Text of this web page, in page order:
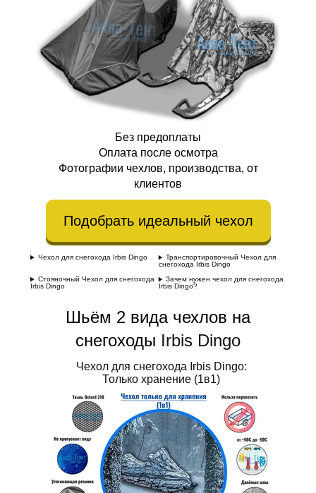
Без предоплаты
Оплата после осмотра
Фотографии чехлов, производства, от
клиентов
Подобрать идеальный чехол
Чехол для снегохода Irbis Dingo
Транспортировочный Чехол для
снегохода Irbis Dingo
Стояночный Чехол для снегохода
Irbis Dingo
Зачем нужен чехол для снегохода
Irbis Dingo?
Шьём 2 вида чехлов на
снегоходы Irbis Dingo
Чехол для снегохода Irbis Dingo:
Только хранение (1в1)